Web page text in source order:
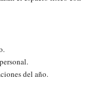
del año.